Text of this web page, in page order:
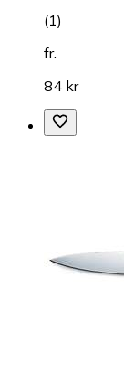
(1)
fr.
84 kr